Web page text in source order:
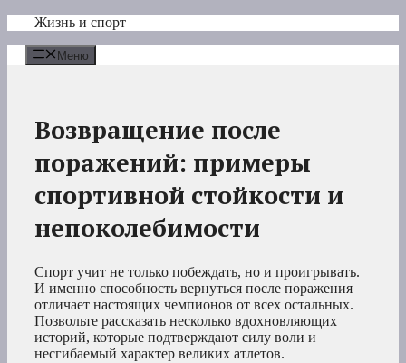
Перейти
содержимому
Жизнь и спорт
Меню
Возвращение после
поражений: примеры
спортивной стойкости и
непоколебимости
Спорт учит не только побеждать, но и проигрывать.
И именно способность вернуться после поражения
отличает настоящих чемпионов от всех остальных.
Позвольте рассказать несколько вдохновляющих
историй, которые подтверждают силу воли и
несгибаемый характер великих атлетов.